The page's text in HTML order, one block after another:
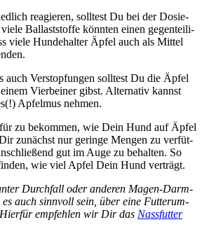
reagie­ren, soll­test Du bei der Dosie­
Bal­last­stof­fe könn­ten einen gegen­tei­li­
vie­le Hun­de­hal­ter Äpfel auch als Mit­tel
auch Ver­stop­fun­gen soll­test Du die Äpfel
Vier­bei­ner gibst. Alter­na­tiv kannst
Apfel­mus neh­men.
zu bekom­men, wie Dein Hund auf Äpfel
zunächst nur gerin­ge Men­gen zu ver­füt­
gut im Auge zu behal­ten. So
wie viel Apfel Dein Hund ver­trägt.
Durch­fall oder ande­ren Magen-Darm-
auch sinn­voll sein, über eine Fut­ter­um­
emp­feh­len wir Dir das Nass­fut­ter